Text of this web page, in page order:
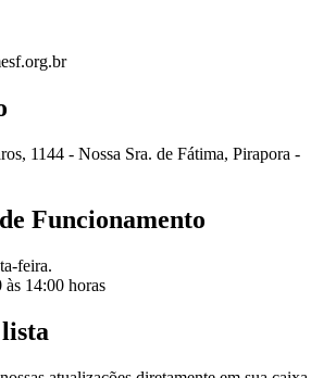
1144 - Nossa Sra. de Fátima, Pirapora -
Funcionamento
feira.
14:00 horas
lista